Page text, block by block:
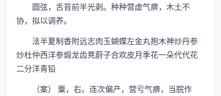
圆弦，舌苔前半光剥。种种营虚气痹，木土不
协，拟以调养。
法半夏制香附远志肉玉蝴蝶左金丸抱木神炒丹参
炒杜仲西洋参煅龙齿茺蔚子合欢皮月季花一朵代代花
二分洋青铅
（案） 粟，右。连次偏产，营亏气痹，当脘作